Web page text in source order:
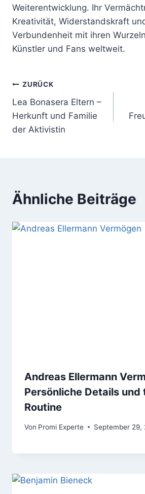
Weiterentwicklung. Ihr
Kreativität, Widerstandskraft
Verbundenheit mit ihren
Künstler und Fans weltweit.
Beitragsnavigation
ZURÜCK
Lea Bonasera Eltern –
Herkunft und Familie
der Aktivistin
Ähnliche Beiträge
Andreas Ellermann
Persönliche Details und
Routine
Von Promi Experte September 29,